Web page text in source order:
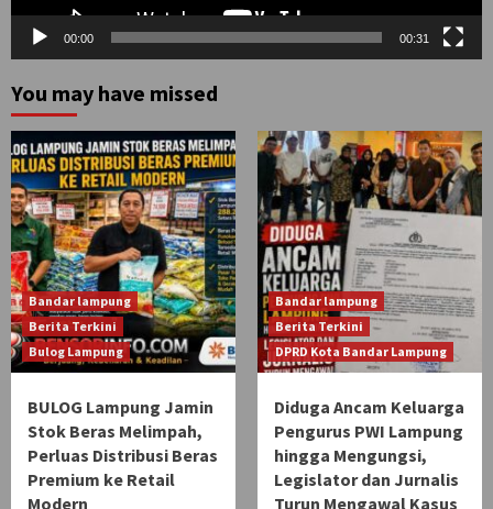
00:00 00:31
You may have missed
Bandar lampung
Berita Terkini
Bulog Lampung
BULOG Lampung Jamin
Stok Beras Melimpah,
Perluas Distribusi Beras
Premium ke Retail
Modern
Bandar lampung
Berita Terkini
DPRD Kota Bandar Lampung
Diduga Ancam Keluarga
Pengurus PWI Lampung
hingga Mengungsi,
Legislator dan Jurnalis
Turun Mengawal Kasus